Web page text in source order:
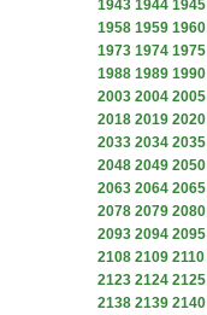
1943 1944 1945
1958 1959 1960
1973 1974 1975
1988 1989 1990
2003 2004 2005
2018 2019 2020
2033 2034 2035
2048 2049 2050
2063 2064 2065
2078 2079 2080
2093 2094 2095
2108 2109 2110
2123 2124 2125
2138 2139 2140